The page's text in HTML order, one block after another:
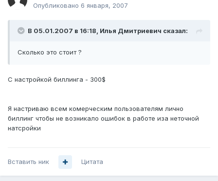
Опубликовано 6 января, 2007
В 05.01.2007 в 16:18, Илья Дмитриевич сказал:
Сколько это стоит ?
С настройкой биллинга - 300$
Я настриваю всем комерческим пользователям лично
биллинг чтобы не возникало ошибок в работе иза неточной
натсройки
Вставить ник Цитата